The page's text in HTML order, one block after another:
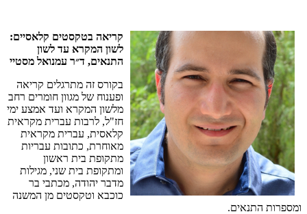
קריאה בטקסטים קלאסיים:
לשון המקרא עד לשון
התנאים, ד״ר עמנואל מסטיי
בקורס זה מתרגלים קריאה
ופענוח של מגוון חומרים רחב
מלשון המקרא ועד אמצע ימי
חז"ל, לרבות עברית מקראית
קלאסית, עברית מקראית
מאוחרת, כתובות עבריות
מתקופת בית ראשון
ומתקופת בית שני, מגילות
מדבר יהודה, מכתבי בר
כוכבא וטקסטים מן המשנה
ומספרות התנאים.